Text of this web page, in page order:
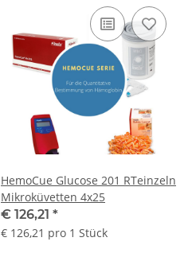
HemoCue Glucose 201 RTeinzeln
Mikroküvetten 4x25
€ 126,21 *
€ 126,21 pro 1 Stück